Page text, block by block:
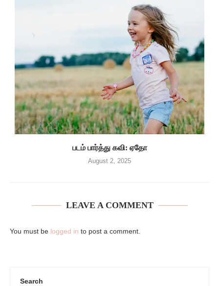
படம் பார்த்து கவி: ஏதோ
August 2, 2025
LEAVE A COMMENT
You must be logged in to post a comment.
Search